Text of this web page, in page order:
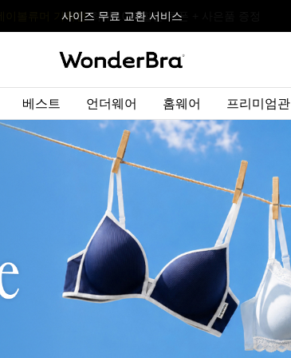
사이즈 무료 교환 서비스
이볼류머 기획전최대 10% 할인 쿠폰 + 사은품 증정
사이즈 무료 교환 서비스
이볼류머 기획전최대 10% 할인 쿠폰 + 사은품 증정
베스트 언더웨어 홈웨어 프리미엄관